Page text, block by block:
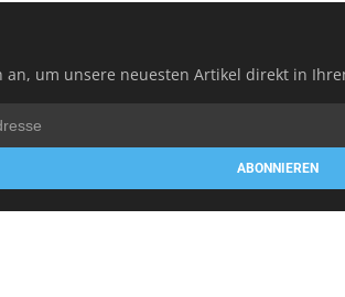
an, um unsere neuesten Artikel direkt in
ABONNIEREN